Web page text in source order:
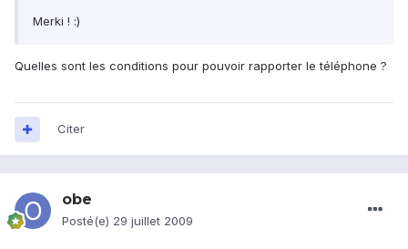
Merki ! :)
Quelles sont les conditions pour pouvoir rapporter le téléphone ?
Citer
obe
Posté(e) 29 juillet 2009